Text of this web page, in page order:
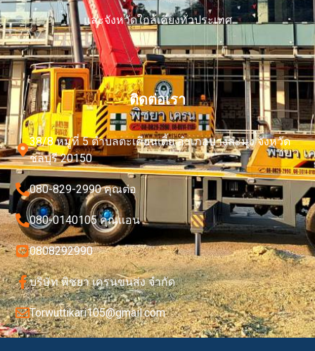
และจังหวัดใกล้เคียงทั่วประเทศ
ติดต่อเรา
38/8 หมู่ที่ 5 ตำบลตะเคียนเตี้ย อำเภอบางละมุง จังหวัด
ชลบุรี 20150
080-829-2990 คุณต่อ
080-0140105 คุณเเอน
0808292990
บริษัท พิชยา เครนขนส่ง จำกัด
Torwuttikari105@gmail.com